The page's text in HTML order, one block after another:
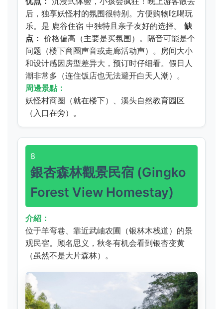
后，独享妖怪村的氛围很特别。方便购物吃喝玩
乐。是 鹿谷住宿 中独特且亲子友好的选择。 缺
点： 价格偏高（主要是买氛围）。隔音可能是个
问题（楼下商圈声音或走廊活动声）。房间大小
和设计感因房型差异大，预订时仔细看。假日人
潮非常多（连住饭店也无法避开白天人潮）。
周邊景點：
妖怪村商圈（就在楼下）、溪头自然教育园区
（入口在旁）。
8
銀杏森林觀景民宿 (Gingko
Forest View Homestay)
介紹：
位于羊弯巷、靠近武岫农圃（银林木栈道）的景
观民宿。顾名思义，秋冬有机会看到银杏变黄
（虽然不是大片森林）。